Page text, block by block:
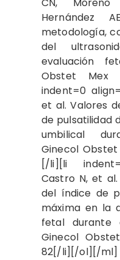
CN,
Hernández
metodología,
del
evaluación
Obstet Mex
indent=0
et al. Valores
de pulsatilidad
umbilical
Ginecol Obstet
[/li][li
Castro N, et
del índice de
máxima en la
fetal durante
Ginecol
82[/li][/ol][/ml]